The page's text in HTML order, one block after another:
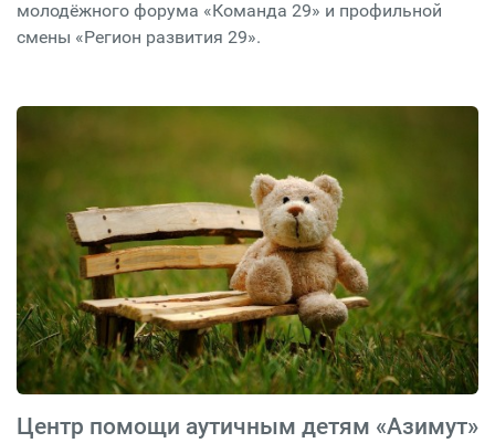
молодёжного форума «Команда 29» и профильной
смены «Регион развития 29».
Центр помощи аутичным детям «Азимут»